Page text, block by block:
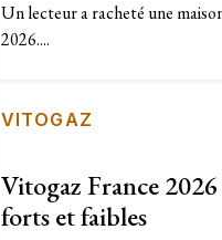
Un lecteur a racheté une
2026....
VITOGAZ
Vitogaz France
forts et faibles